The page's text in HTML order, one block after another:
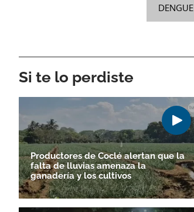
DENGUE
Si te lo perdiste
Productores de Coclé alertan que la
falta de lluvias amenaza la
ganadería y los cultivos